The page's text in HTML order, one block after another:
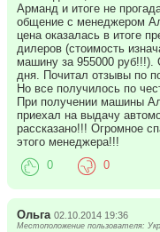
Арманд и итоге не
общение с менеджером
цена оказалась в итоге
дилеров (стоимость
машину за 955000
дня. Почитал отзывы по
Но все получилось по
При получении машины
приехал на выдачу
рассказано!!! Огромное
этого менеджера!!!
0 0
Ольга 02.10.2014 19:36
Местоположение пользователя: